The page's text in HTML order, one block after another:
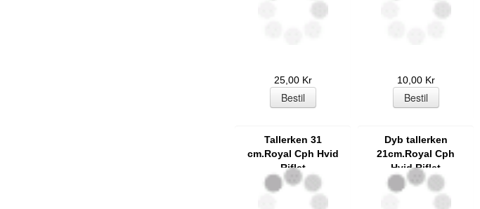
25,00 Kr 10,00 Kr
Tallerken 31
cm.Royal Cph Hvid
Riflet
Dyb tallerken
21cm.Royal Cph
Hvid Riflet